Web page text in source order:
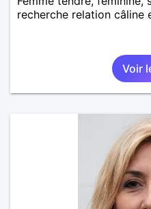
recherche relation câline
Voir